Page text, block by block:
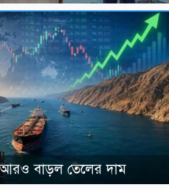
আরও বাড়ল তেলের দাম